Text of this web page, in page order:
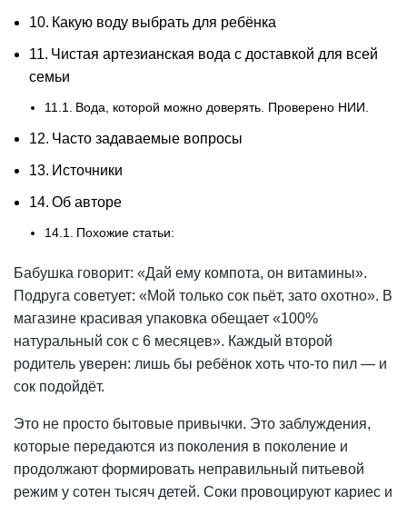
Какую воду выбрать для ребёнка
Чистая артезианская вода с доставкой для всей
семьи
Вода, которой можно доверять. Проверено НИИ.
Часто задаваемые вопросы
Источники
Об авторе
Похожие статьи:
Бабушка говорит: «Дай ему компота, он витамины».
Подруга советует: «Мой только сок пьёт, зато охотно». В
магазине красивая упаковка обещает «100%
натуральный сок с 6 месяцев». Каждый второй
родитель уверен: лишь бы ребёнок хоть что-то пил — и
сок подойдёт.
Это не просто бытовые привычки. Это заблуждения,
которые передаются из поколения в поколение и
продолжают формировать неправильный питьевой
режим у сотен тысяч детей. Соки провоцируют кариес и